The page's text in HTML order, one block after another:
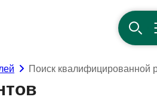
Поиск квалифицированной